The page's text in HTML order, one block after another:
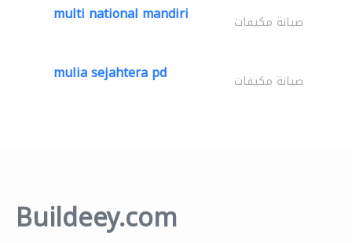
multi national mandiri صيانة مكيفات
mulia sejahtera pd صيانة مكيفات
Buildeey.com